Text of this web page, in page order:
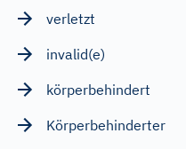
verletzt
invalid(e)
körperbehindert
Körperbehinderter